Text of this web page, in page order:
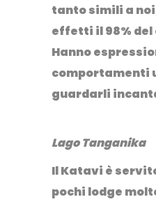
tanto simili a
effetti il 98%
Hanno
comportamenti
guardarli
Lago Tanganika
IlKatavi è
pochi lodge